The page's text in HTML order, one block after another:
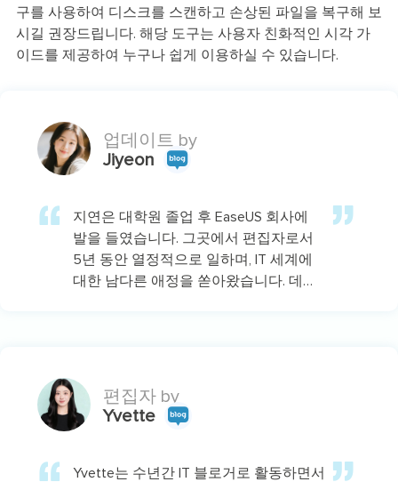
구를 사용하여 디스크를 스캔하고 손상된 파일을 복구해 보
시길 권장드립니다. 해당 도구는 사용자 친화적인 시각 가
이드를 제공하여 누구나 쉽게 이용하실 수 있습니다.
업데이트 by
Jiyeon
지연은 대학원 졸업 후 EaseUS 회사에
발을 들였습니다. 그곳에서 편집자로서
5년 동안 열정적으로 일하며, IT 세계에
대한 남다른 애정을 쏟아왔습니다. 데이
편집자 by
Yvette
Yvette는 수년간 IT 블로거로 활동하면서